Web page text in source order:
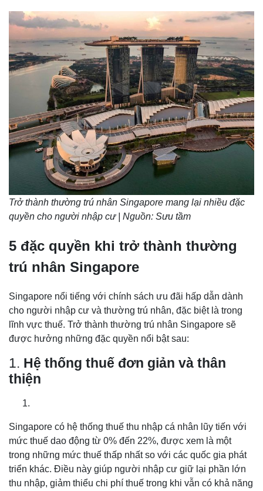
Trở thành thường trú nhân Singapore mang lại nhiều đặc
quyền cho người nhập cư | Nguồn: Sưu tầm
5 đặc quyền khi trở thành thường
trú nhân Singapore
Singapore nổi tiếng với chính sách ưu đãi hấp dẫn dành
cho người nhập cư và thường trú nhân, đặc biệt là trong
lĩnh vực thuế. Trở thành thường trú nhân Singapore sẽ
được hưởng những đặc quyền nổi bật sau:
1. Hệ thống thuế đơn giản và thân
thiện
Singapore có hệ thống thuế thu nhập cá nhân lũy tiến với
mức thuế dao động từ 0% đến 22%, được xem là một
trong những mức thuế thấp nhất so với các quốc gia phát
triển khác. Điều này giúp người nhập cư giữ lại phần lớn
thu nhập, giảm thiểu chi phí thuế trong khi vẫn có khả năng